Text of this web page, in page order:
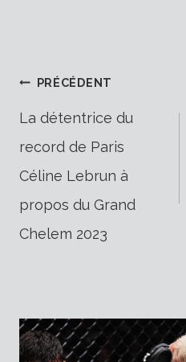
de
l’article
PRÉCÉDENT
La détentrice du
record de Paris
Céline Lebrun à
propos du Grand
Chelem 2023